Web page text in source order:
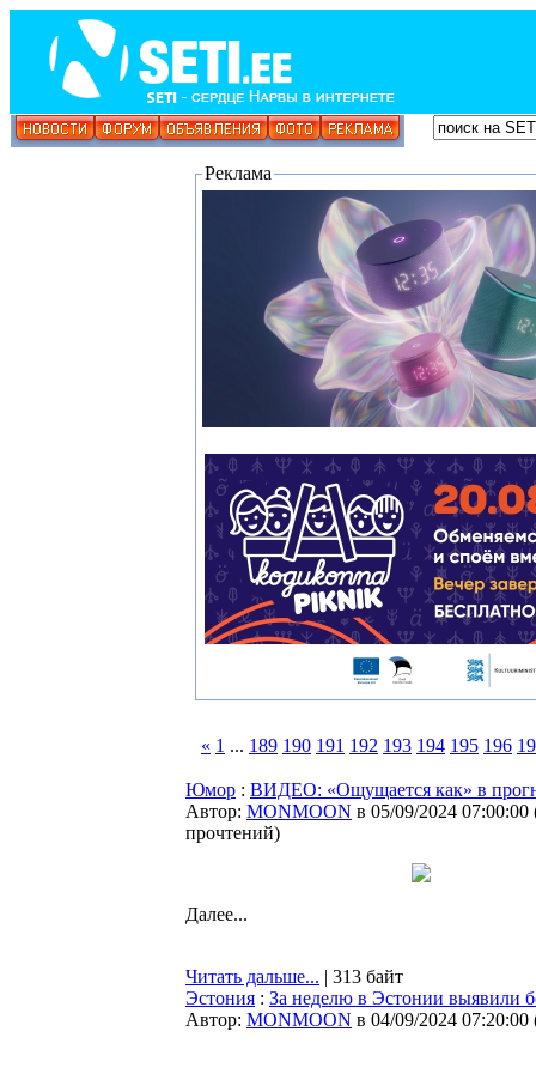
Реклама
« 1 ... 189 190 191 192 193 194 195 196
Юмор : ВИДЕО: «Ощущается как» в
Автор: MONMOON в 05/09/2024 07:00:00
прочтений)
Далее...
Читать дальше... | 313 байт
Эстония : За неделю в Эстонии выявили
Автор: MONMOON в 04/09/2024 07:20:00